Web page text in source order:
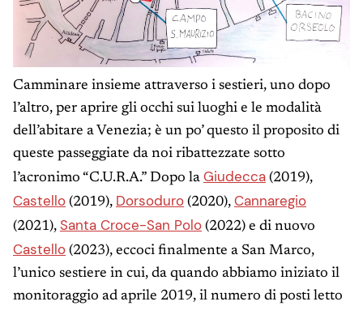
Camminare insieme attraverso i sestieri, uno dopo
l’altro, per aprire gli occhi sui luoghi e le modalità
dell’abitare a Venezia; è un po’ questo il proposito di
queste passeggiate da noi ribattezzate sotto
l’acronimo “C.U.R.A.” Dopo la Giudecca (2019),
Castello (2019), Dorsoduro (2020), Cannaregio
(2021), Santa Croce-San Polo (2022) e di nuovo
Castello (2023), eccoci finalmente a San Marco,
l’unico sestiere in cui, da quando abbiamo iniziato il
monitoraggio ad aprile 2019, il numero di posti letto